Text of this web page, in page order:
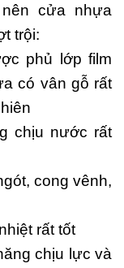
cửa nhựa
trội:
phủ lớp film
có vân gỗ rất
chịu nước rất
cong vênh,
rất tốt
chịu lực và